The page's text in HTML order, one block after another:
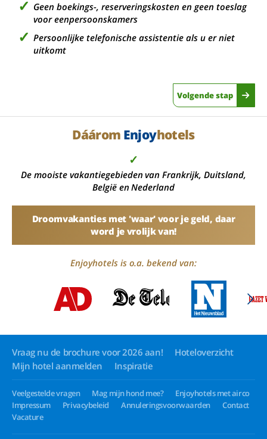
Geen boekings-, reserveringskosten en geen toeslag
voor eenpersoonskamers
Persoonlijke telefonische assistentie als u er niet
uitkomt
Volgende stap
Dáárom Enjoyhotels
✓
De mooiste vakantiegebieden van Frankrijk, Duitsland,
België en Nederland
Droomvakanties met 'waar' voor je geld, daar
word je vrolijk van!
Enjoyhotels is o.a. bekend van:
Vraag nu de brochure voor 2026 aan!
Hoteloverzicht
Mijn hotel aanmelden
Inspiratie
Veelgestelde vragen Mag mijn hond mee?
Enjoyhotels met airco
Impressum
Privacybeleid Annuleringsvoorwaarden
Contact
Vacature